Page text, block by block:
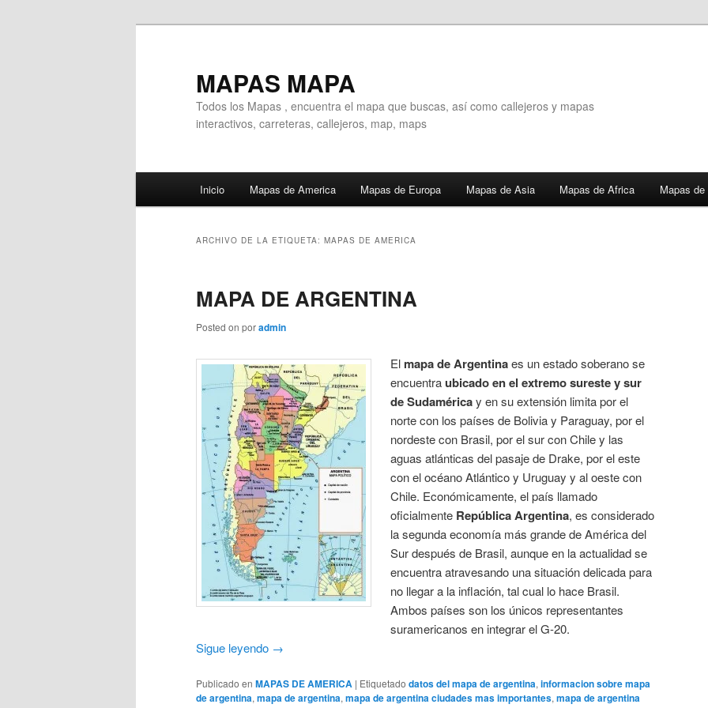
MAPAS MAPA
Todos los Mapas , encuentra el mapa que buscas, así como callejeros y mapas
interactivos, carreteras, callejeros, map, maps
Inicio Mapas de America Mapas de Europa Mapas de Asia Mapas de Africa Mapas
ARCHIVO DE LA ETIQUETA: MAPAS DE AMERICA
MAPA DE ARGENTINA
Posted on poradmin
El mapa de Argentinaes un estado soberano se
encuentraubicado en el extremo sureste y sur
de Sudaméricay en su extensión limita por el
norte con los países de Bolivia y Paraguay, por el
nordeste con Brasil, por el sur con Chile y las
aguas atlánticas del pasaje de Drake, por el este
con el océano Atlántico y Uruguay y al oeste con
Chile. Económicamente, el país llamado
oficialmente República Argentina, es considerado
la segunda economía más grande de América del
Sur después de Brasil, aunque en la actualidad se
encuentra atravesando una situación delicada para
no llegar a la inflación, tal cual lo hace Brasil.
Ambos países son los únicos representantes
suramericanos en integrar el G-20.
Sigue leyendo →
Publicado en MAPAS DE AMERICA | Etiquetado datos del mapa de argentina, informacion sobre mapa
de argentina, mapa de argentina, mapa de argentina ciudades mas importantes, mapa de argentina